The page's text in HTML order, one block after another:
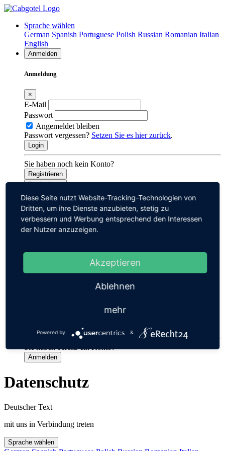
Sprache wählen
German Spanish Portuguese Polish Russian Romanian Italian
English
Anmelden
Anmeldung
×
E-Mail
Passwort
Angemeldet bleiben
Passwort vergessen? Setzen Sie es hier zurück.
Login
Sie haben noch kein Konto?
Registrieren
Registrieren
Registrieren
BenutzerTyp
Anmelden
Datenschutz
Deutscher Text
mit uns in Verbindung treten
Sprache wählen
Diese Seite nutzt Website-Tracking-Technologien von
Dritten, um ihre Dienste anzubieten, stetig zu
verbessern und Werbung entsprechend den Interessen
der Nutzer anzuzeigen.
Akzeptieren
Ablehnen
mehr
Powered by &